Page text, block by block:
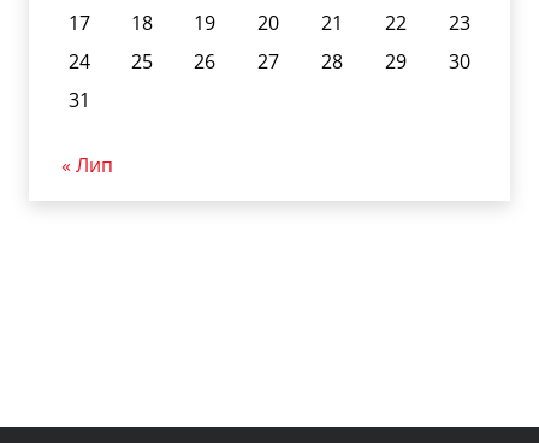
17
18 19 20 21 22
23
24
25 26 27 28 29
30
31
« Лип